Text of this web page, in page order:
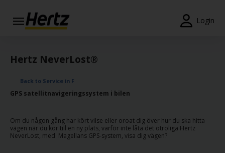
Login
bokning
Ändra
avboka
Begär
kvitto
Hertz NeverLost®
Back to Service in F
GPS satellitnavigeringssystem i bilen
Om du någon gång har kört vilse eller oroat dig över hur du ska hitta
vägen när du kör till en ny plats, varför inte låta det otroliga Hertz
NeverLost, med Magellans GPS-system, visa dig vägen?